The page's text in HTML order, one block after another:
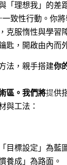
「理想我」的差
致性行動。你
克服惰性與學習
匙，開啟由內而
法，親手搭建你
區。我們將提供
與工法：
目標設定」為藍
養成」為路面。